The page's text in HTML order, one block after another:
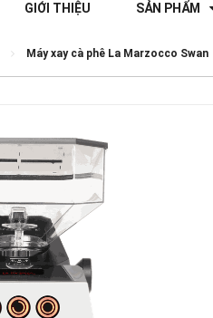
GIỚI THIỆU SẢN PHẨM
Máy xay cà phê La Marzocco Swan